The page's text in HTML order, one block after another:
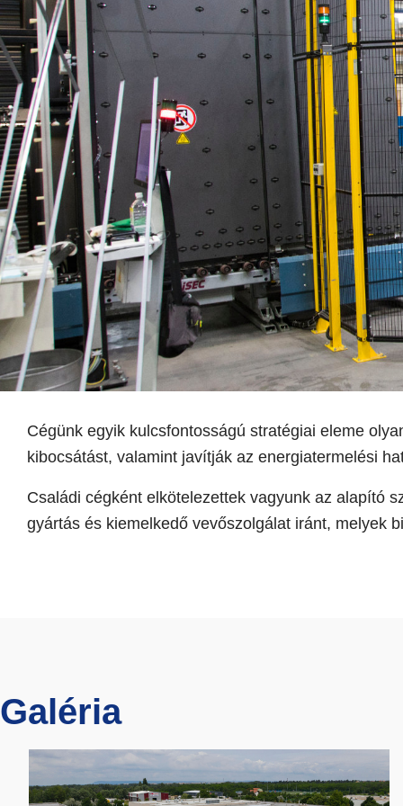
Cégünk egyik kulcsfontosságú stratégiai eleme
kibocsátást, valamint javítják az energiatermelési
Családi cégként elkötelezettek vagyunk az alapító
gyártás és kiemelkedő vevőszolgálat iránt, melyek
Galéria